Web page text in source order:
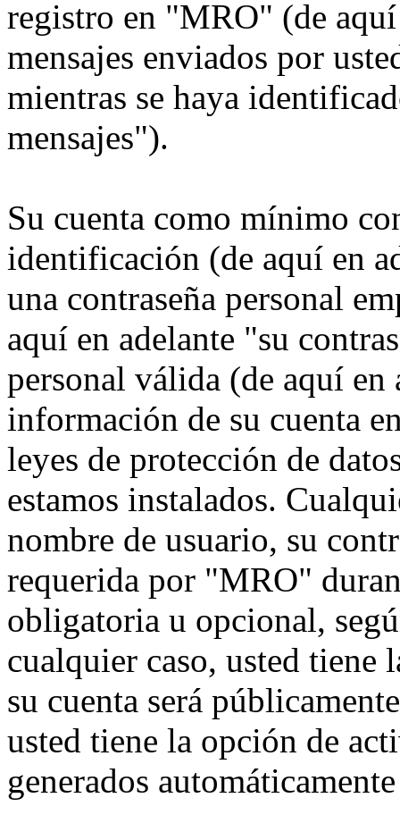
registro en "MRO" (de
mensajes enviados por
mientras se haya
mensajes").
Su cuenta como mínimo
identificación (de aquí en
una contraseña personal
aquí en adelante "su
personal válida (de aquí
información de su cuenta
leyes de protección de
estamos instalados.
nombre de usuario, su
requerida por "MRO"
obligatoria u opcional,
cualquier caso, usted tiene
su cuenta será
usted tiene la opción de
generados